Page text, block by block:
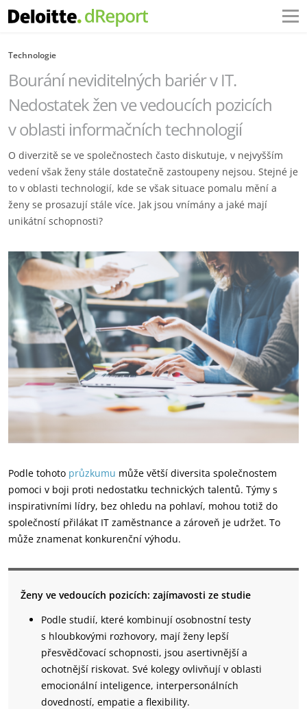
Technologie
Bourání neviditelných bariér v IT.
Nedostatek žen ve vedoucích pozicích
v oblasti informačních technologií
O diverzitě se ve společnostech často diskutuje, v nejvyšším
vedení však ženy stále dostatečně zastoupeny nejsou. Stejné je
to v oblasti technologií, kde se však situace pomalu mění a
ženy se prosazují stále více. Jak jsou vnímány a jaké mají
unikátní schopnosti?
Podle tohoto průzkumu může větší diversita společnostem
pomoci v boji proti nedostatku technických talentů. Týmy s
inspirativními lídry, bez ohledu na pohlaví, mohou totiž do
společností přilákat IT zaměstnance a zároveň je udržet. To
může znamenat konkurenční výhodu.
Ženy ve vedoucích pozicích: zajímavosti ze studie
Podle studií, které kombinují osobnostní testy
s hloubkovými rozhovory, mají ženy lepší
přesvědčovací schopnosti, jsou asertivnější a
ochotnější riskovat. Své kolegy ovlivňují v oblasti
emocionální inteligence, interpersonálních
dovedností, empatie a flexibility.